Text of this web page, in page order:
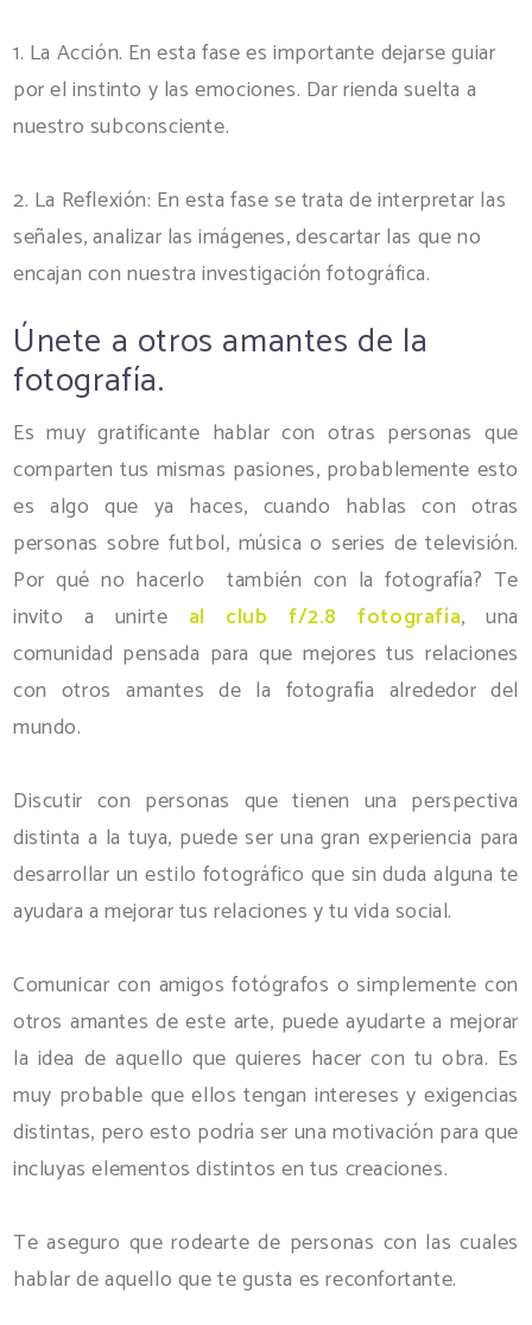
1. La Acción. En esta fase es importante dejarse guiar
por el instinto y las emociones. Dar rienda suelta a
nuestro subconsciente.
2. La Reflexión: En esta fase se trata de interpretar las
señales, analizar las imágenes, descartar las que no
encajan con nuestra investigación fotográfica.
Únete a otros amantes de la
fotografía.
Es muy gratificante hablar con otras personas que
comparten tus mismas pasiones, probablemente esto
es algo que ya haces, cuando hablas con otras
personas sobre futbol, música o series de televisión.
Por qué no hacerlo también con la fotografía? Te
invito a unirte al club f/2.8 fotografía, una
comunidad pensada para que mejores tus relaciones
con otros amantes de la fotografía alrededor del
mundo.
Discutir con personas que tienen una perspectiva
distinta a la tuya, puede ser una gran experiencia para
desarrollar un estilo fotográfico que sin duda alguna te
ayudara a mejorar tus relaciones y tu vida social.
Comunicar con amigos fotógrafos o simplemente con
otros amantes de este arte, puede ayudarte a mejorar
la idea de aquello que quieres hacer con tu obra. Es
muy probable que ellos tengan intereses y exigencias
distintas, pero esto podría ser una motivación para que
incluyas elementos distintos en tus creaciones.
Te aseguro que rodearte de personas con las cuales
hablar de aquello que te gusta es reconfortante.